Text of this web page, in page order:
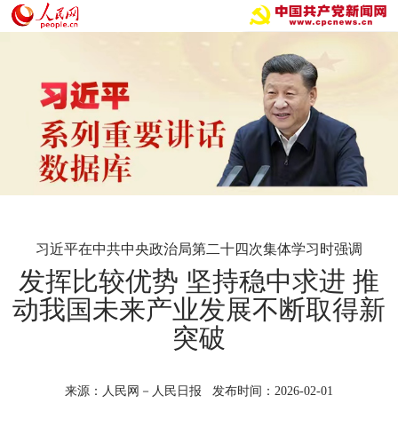
习近平在中共中央政治局第二十四次集体学习时强调
发挥比较优势 坚持稳中求进 推
动我国未来产业发展不断取得新
突破
来源：人民网－人民日报 发布时间：2026-02-01